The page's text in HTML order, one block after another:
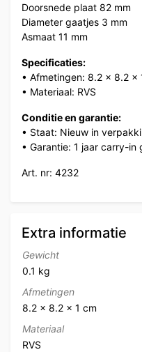
Doorsnede plaat 82 mm
Diameter gaatjes 3 mm
Asmaat 11 mm
Specificaties:
• Afmetingen: 8.2 x 8.2 x
• Materiaal: RVS
Conditie en garantie:
• Staat: Nieuw in
• Garantie: 1 jaar carry-in
Art. nr: 4232
Extra informatie
Gewicht
0.1 kg
Afmetingen
8.2 × 8.2 × 1 cm
Materiaal
RVS